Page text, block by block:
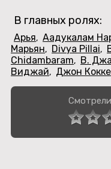
В главных ролях:
Арья, Аадукалам
Марьян, Divya Pillai,
Chidambaram, В.
Виджай, Джон